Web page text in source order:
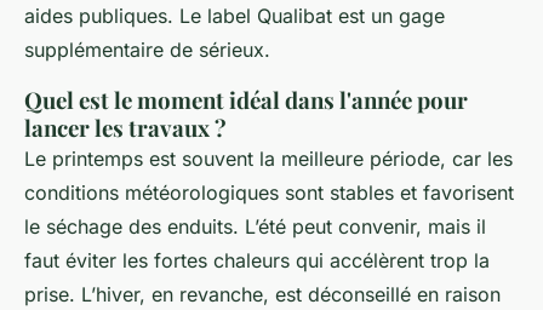
aides publiques. Le label Qualibat est un gage
supplémentaire de sérieux.
Quel est le moment idéal dans l'année pour
lancer les travaux ?
Le printemps est souvent la meilleure période, car les
conditions météorologiques sont stables et favorisent
le séchage des enduits. L’été peut convenir, mais il
faut éviter les fortes chaleurs qui accélèrent trop la
prise. L’hiver, en revanche, est déconseillé en raison